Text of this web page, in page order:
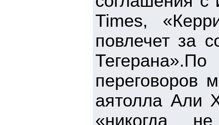
Times,
повлечет за
переговоров
аятолла Али
«никогда